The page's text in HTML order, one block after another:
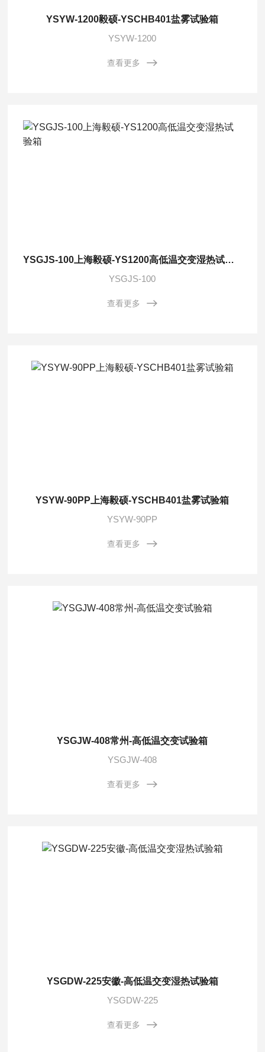
YSYW-1200毅硕-YSCHB401盐雾试验箱
YSYW-1200
查看更多
YSGJS-100上海毅硕-YS1200高低温交变湿热试验箱
YSGJS-100
查看更多
YSYW-90PP上海毅硕-YSCHB401盐雾试验箱
YSYW-90PP
查看更多
YSGJW-408常州-高低温交变试验箱
YSGJW-408
查看更多
YSGDW-225安徽-高低温交变湿热试验箱
YSGDW-225
查看更多